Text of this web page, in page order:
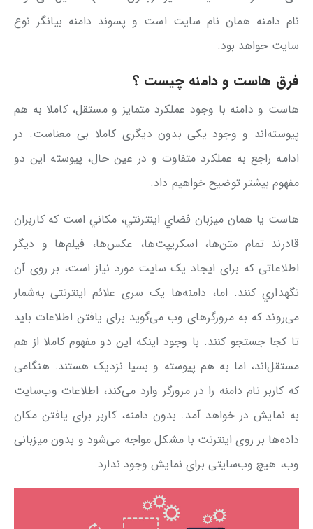
نام دامنه همان نام سایت است و پسوند دامنه بیانگر نوع
سایت خواهد بود.
فرق هاست و دامنه چیست ؟
هاست و دامنه با وجود عملکرد متمایز و مستقل، کاملا به هم
پیوسته‌اند و وجود یکی بدون دیگری کاملا بی معناست. در
ادامه راجع به عملکرد متفاوت و در عین حال، پیوسته این دو
مفهوم بیشتر توضیح خواهیم داد.
هاست يا همان ميزبان فضاي اينترنتي، مكاني است كه كاربران
قادر‌ند تمام متن‌ها، اسکریپت‌ها، عکس‌ها، فیلم‌ها و دیگر
اطلاعاتی که برای ایجاد یک سایت مورد نیاز است، بر روی آن
نگهداري کنند. اما، دامنه‌ها یک سری علائم اینترنتی به‌شمار
می‌‌روند که به مرورگرهای وب می‌گوید برای یافتن اطلاعات باید
تا کجا جستجو کنند. با وجود اینکه این دو مفهوم کاملا از هم
مستقل‌اند، اما به هم پیوسته و بسیا نزدیک هستند. هنگامی
که کاربر نام دامنه را در مرورگر وارد می‌کند، اطلاعات وب‌سایت
به نمایش در خواهد آمد. بدون دامنه، کاربر برای یافتن مکان
داده‌ها بر روی اینترنت با مشکل مواجه می‌شود و بدون میزبانی
وب، هیچ وب‌سایتی برای نمایش وجود ندارد.